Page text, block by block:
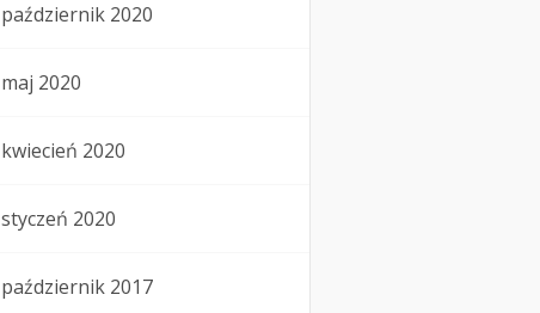
październik 2020
maj 2020
kwiecień 2020
styczeń 2020
październik 2017